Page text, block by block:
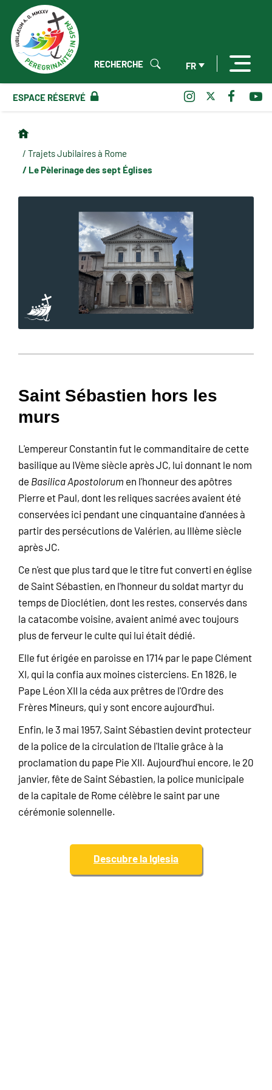
FR
RECHERCHE
ESPACE RÉSERVÉ
/ Trajets Jubilaires à Rome
/ Le Pèlerinage des sept Églises
Saint Sébastien hors les
murs
L'empereur Constantin fut le commanditaire de cette
basilique au IVème siècle après JC, lui donnant le nom
de BasilicaApostolorum en l'honneur des apôtres
Pierre et Paul, dont les reliques sacrées avaient été
conservées ici pendant une cinquantaine d'années à
partir des persécutions de Valérien, au IIIème siècle
après JC.
Ce n'est que plus tard que le titre fut converti en église
de Saint Sébastien, en l'honneur du soldat martyr du
temps de Dioclétien, dont les restes, conservés dans
la catacombe voisine, avaient animé avec toujours
plus de ferveur le culte qui lui était dédié.
Elle fut érigée en paroisse en 1714 par le pape Clément
XI, qui la confia aux moines cisterciens. En 1826, le
Pape Léon XII la céda aux prêtres de l'Ordre des
Frères Mineurs, qui y sont encore aujourd'hui.
Enfin, le 3 mai 1957, Saint Sébastien devint protecteur
de la police de la circulation de l'Italie grâce à la
proclamation du pape Pie XII. Aujourd'hui encore, le 20
janvier, fête de Saint Sébastien, la police municipale
de la capitale de Rome célèbre le saint par une
cérémonie solennelle.
Descubre la Iglesia